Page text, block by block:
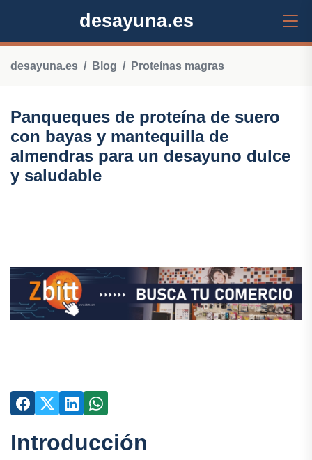
desayuna.es
desayuna.es Blog Proteínas magras
Panqueques de proteína de suero
con bayas y mantequilla de
almendras para un desayuno dulce
y saludable
Introducción